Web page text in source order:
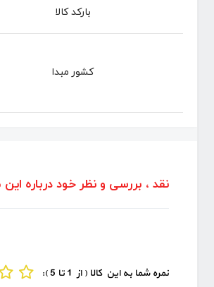
بارکد کالا
کشور مبدا
نقد ، بررسی و نظر خود درباره
نمره شما به این کالا ( از 1 تا 5 ):